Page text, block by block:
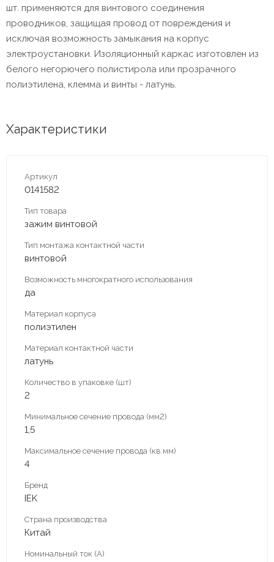
шт. применяются для винтового соединения
проводников, защищая провод от повреждения и
исключая возможность замыкания на корпус
электроустановки. Изоляционный каркас изготовлен из
белого негорючего полистирола или прозрачного
полиэтилена, клемма и винты - латунь.
Характеристики
Артикул
0141582
Тип товара
зажим винтовой
Тип монтажа контактной части
винтовой
Возможность многократного использования
да
Материал корпуса
полиэтилен
Материал контактной части
латунь
Количество в упаковке (шт)
2
Минимальное сечение провода (мм2)
1,5
Максимальное сечение провода (кв.мм)
4
Бренд
IEK
Страна производства
Китай
Номинальный ток (А)